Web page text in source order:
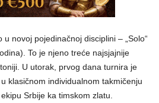
novoj pojedinačnoj disciplini – „Solo“
To je njeno treće najsjajnije
U utorak, prvog dana turnira je
klasičnom individualnom takmičenju
Srbije ka timskom zlatu.